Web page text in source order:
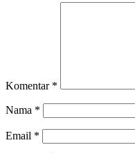
Komentar *
Nama *
Email *